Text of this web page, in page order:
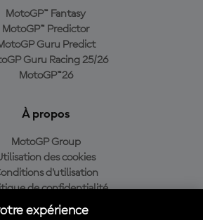
MotoGP™ Fantasy
MotoGP™ Predictor
Guru Predict
Guru Racing 25/26
MotoGP™26
À propos
MotoGP Group
des cookies
d'utilisation
de confidentialité
Politique d’achat
expérience